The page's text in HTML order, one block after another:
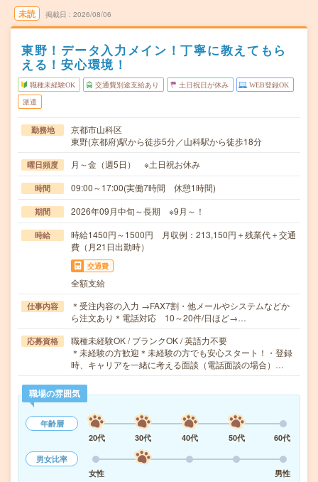
未読 掲載日 2026/08/06
東野！データ入力メイン！丁寧に教えてもら
える！安心環境！
職種未経験OK 交通費別途支給あり 土日祝日が休み WEB登録OK
派遣
勤務地
京都市山科区
東野(京都府)駅から徒歩5分／山科駅から徒歩18分
曜日頻度 月～金（週5日） ※土日祝お休み
時間 09:00～17:00(実働7時間 休憩1時間)
期間 2026年09月中旬～長期 ※9月～！
時給
時給1450円～1500円 月収例：213,150円＋残業代＋交通
費（月21日出勤時）
交通費
全額支給
仕事内容
＊受注内容の入力 →FAX7割・他メールやシステムなどか
ら注文あり＊電話対応 10～20件/日ほど→…
応募資格
職種未経験OK / ブランクOK / 英語力不要
＊未経験の方歓迎＊未経験の方でも安心スタート！・登録
時、キャリアを一緒に考える面談（電話面談の場合）…
職場の雰囲気
年齢層
20代
30代 40代 50代
60代
男女比率
女性
男性